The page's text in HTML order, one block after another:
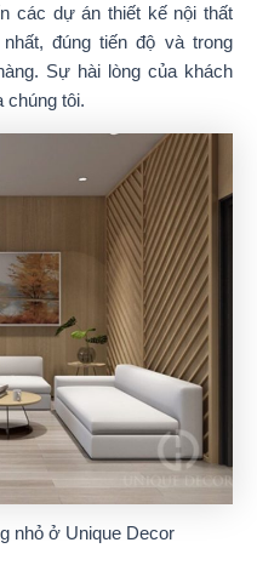
các dự án thiết kế nội thất
đúng tiến độ và trong
Sự hài lòng của khách
chúng tôi.
nhỏ ở Unique Decor